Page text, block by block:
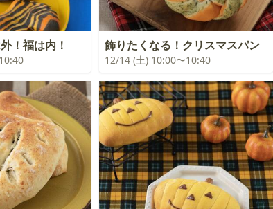
！福は内！ 飾りたくなる！クリスマスパン
12/14 (土) 10:00〜10:40